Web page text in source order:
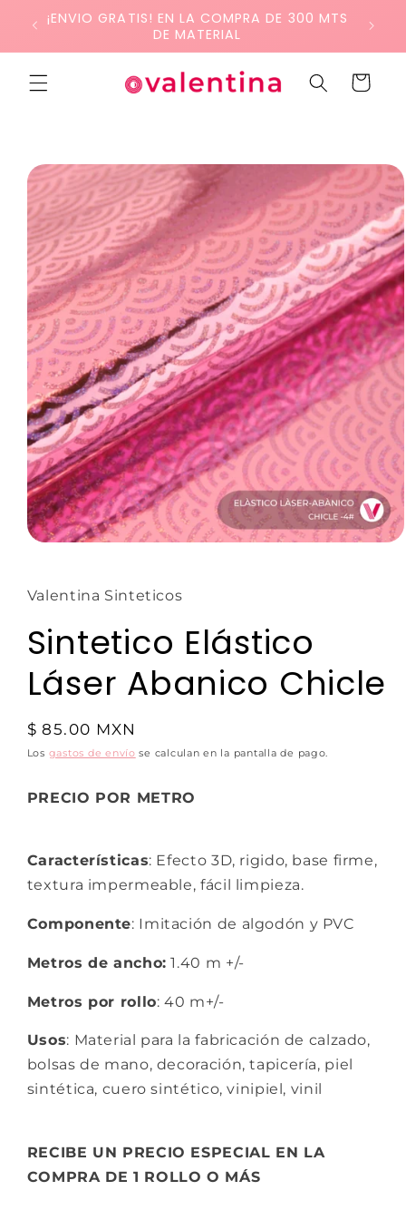
directamente
¡ENVIO GRATIS! EN LA COMPRA DE 300 MTS
DE MATERIAL
Carrito
directamente
a la
información
del producto
Valentina Sinteticos
Sintetico Elástico
Láser Abanico Chicle
$ 85.00 MXN
Los gastos de envío se calculan en la pantalla de pago.
PRECIO POR METRO
Características: Efecto 3D, rigido, base firme,
textura impermeable, fácil limpieza.
Componente: Imitación de algodón y PVC
Metros de ancho: 1.40 m +/-
Metros por rollo: 40 m+/-
Usos: Material para la fabricación de calzado,
bolsas de mano, decoración, tapicería, piel
sintética, cuero sintético, vinipiel, vinil
RECIBE UN PRECIO ESPECIAL EN LA
COMPRA DE 1 ROLLO O MÁS